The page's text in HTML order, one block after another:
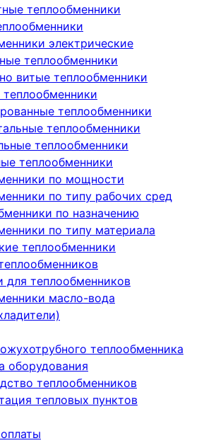
теплообменники
электрические
теплообменники
витые теплообменники
теплообменники
теплообменники
теплообменники
теплообменники
по мощности
по типу рабочих сред
по назначению
по типу материала
теплообменники
для теплообменников
масло-вода
теплообменника
оборудования
теплообменников
тепловых пунктов